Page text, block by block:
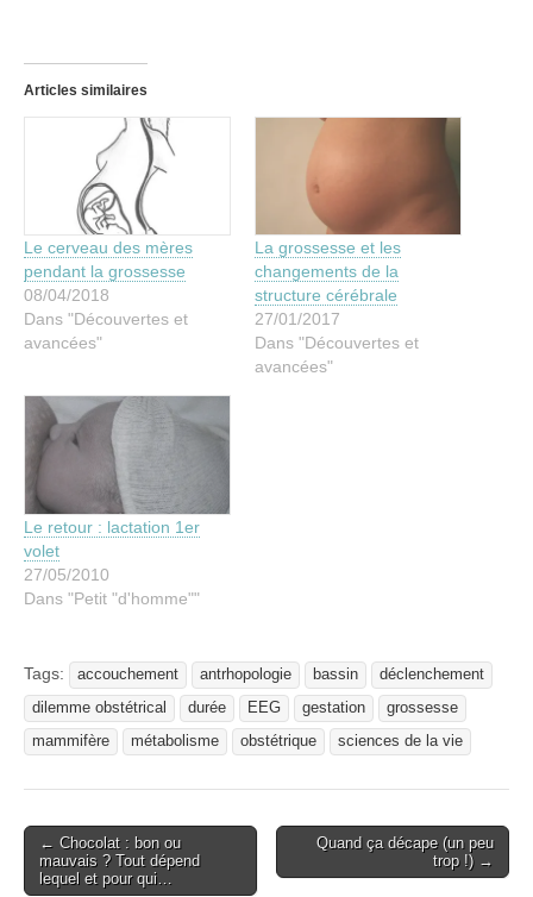
Articles similaires
Le cerveau des mères
pendant la grossesse
08/04/2018
Dans "Découvertes et
avancées"
La grossesse et les
changements de la
structure cérébrale
27/01/2017
Dans "Découvertes et
avancées"
Le retour : lactation 1er
volet
27/05/2010
Dans "Petit "d'homme""
Tags: accouchement antrhopologie bassin
déclenchement
dilemme obstétrical
durée EEG gestation
grossesse
mammifère
métabolisme obstétrique sciences de la vie
Post
navigation
← Chocolat : bon ou
mauvais ? Tout dépend
lequel et pour qui…
Quand ça décape (un peu
trop !) →